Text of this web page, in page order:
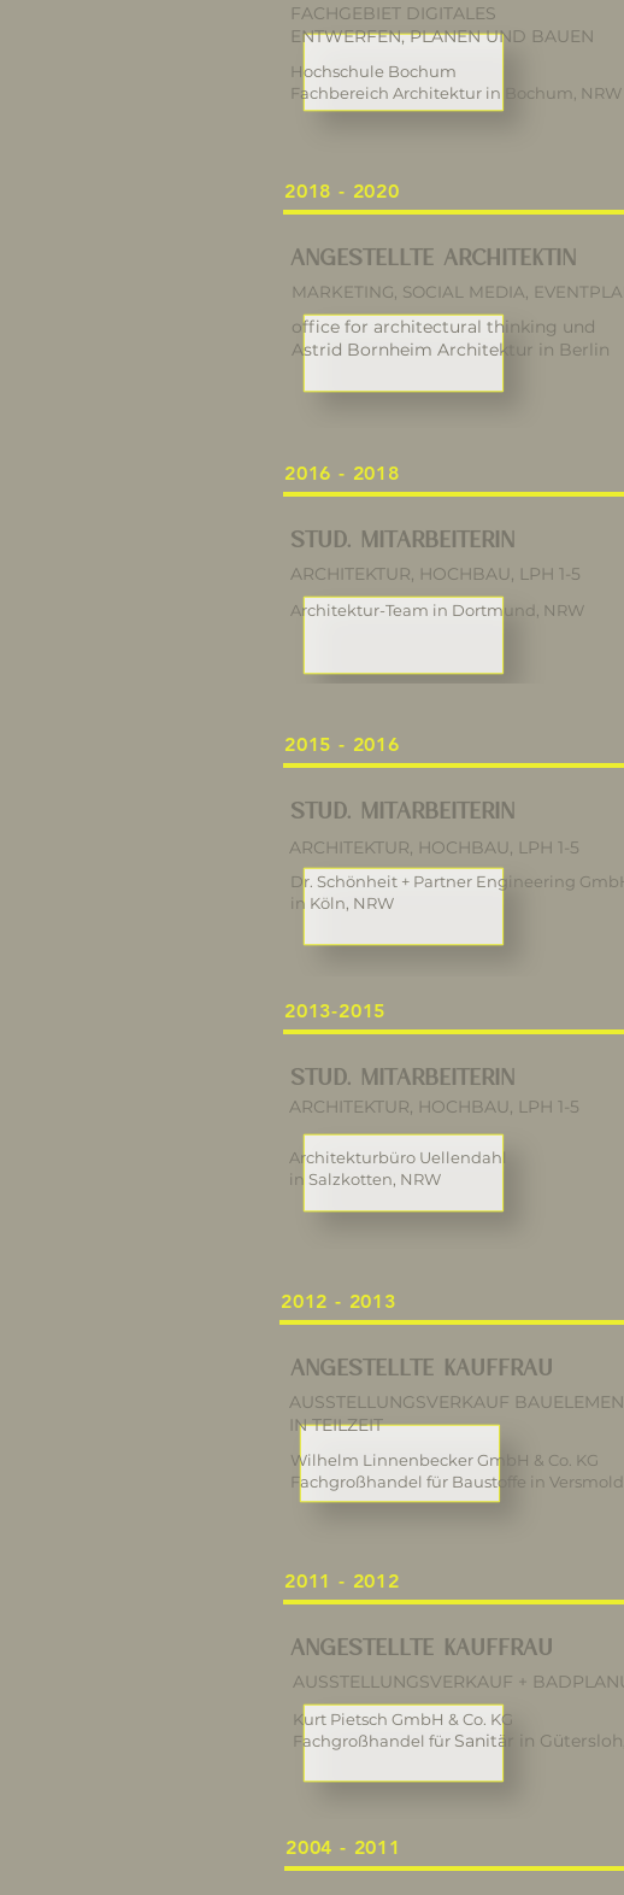
FACHGEBIET DIGITALES
ENTWERFEN, PLANEN UND BAUEN
Hochschule Bochum
Fachbereich Architektur in Bochum, NRW
2018 - 2020
ANGESTELLTE ARCHITEKTIN
MARKETING, SOCIAL MEDIA,
office for architectural thinking und
Astrid Bornheim Architektur in Berlin
2016 - 2018
STUD. MITARBEITERIN
ARCHITEKTUR, HOCHBAU, LPH 1-5
Architektur-Team in Dortmund, NRW
2015 - 2016
STUD. MITARBEITERIN
ARCHITEKTUR, HOCHBAU, LPH 1-5
Dr. Schönheit + Partner Engineering
in Köln, NRW
2013-2015
STUD. MITARBEITERIN
ARCHITEKTUR, HOCHBAU, LPH 1-5
Architekturbüro Uellendahl
in Salzkotten, NRW
2012 - 2013
ANGESTELLTE KAUFFRAU
AUSSTELLUNGSVERKAUF
IN TEILZEIT
Wilhelm Linnenbecker GmbH & Co. KG
Fachgroßhandel für Baustoffe in
2011 - 2012
ANGESTELLTE KAUFFRAU
AUSSTELLUNGSVERKAUF +
Kurt Pietsch GmbH & Co. KG
Fachgroßhandel für Sanitär in Gütersloh
2004 - 2011